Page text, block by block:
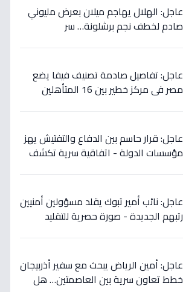
عاجل: الهلال يهاجم ميلان بعرض مليوني
صادم لخطف نجم برشلونة… سر
عاجل: تفاصيل صادمة تصنيف فيفا يضع
مصر في مركز خطير بين 16 المتأهلين
عاجل: قرار حاسم بين الدفاع والتفتيش يهز
مؤسسات الدولة - اتفاقية سرية تكشف
عاجل: نائب أمير تبوك يقلد مسؤولين أمنيين
رتبهم الجديدة - صورة حصرية للتقليد
عاجل: أمين الرياض يبحث مع سفير أذربيجان
خطط تعاون سرية بين العاصمتين… هل